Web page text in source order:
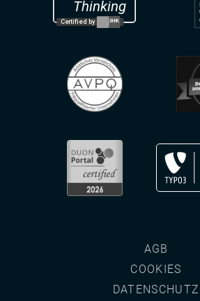
AGB
COOKIES
DATENSCHUTZ